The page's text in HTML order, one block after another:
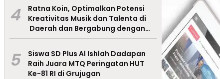
4
Ratna Koin, Optimalkan Potensi
Kreativitas Musik dan Talenta di
Daerah dan Bergabung dengan
Ekraf Pasuruan
5
Siswa SD Plus Al Ishlah Dadapan
Raih Juara MTQ Peringatan HUT
Ke-81 RI di Grujugan